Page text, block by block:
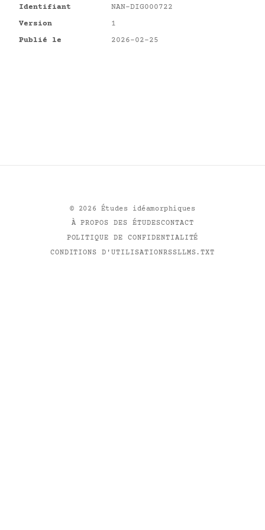
Identifiant
NAN-DIG000722
Version
1
Publié le
2026-02-25
© 2026 Études idéamorphiques
À PROPOS DES ÉTUDESCONTACT
POLITIQUE DE CONFIDENTIALITÉ
CONDITIONS D'UTILISATIONRSSLLMS.TXT